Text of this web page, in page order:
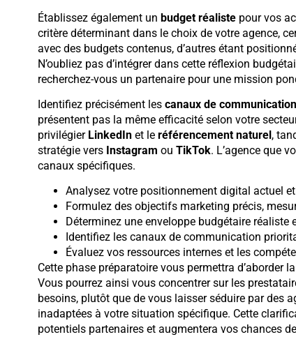
Établissez également un budget réalistepour vos
critère déterminant dans le choix de votre agence,
avec des budgets contenus, d’autres étant
N’oubliez pas d’intégrer dans cette réflexion
recherchez-vous un partenaire pour une mission
Identifiez précisément les canaux de communication
présentent pas la même efficacité selon votre
privilégier LinkedInet le référencement naturel,
stratégie vers Instagram ou TikTok. L’agence que
canaux spécifiques.
Analysez votre positionnement digital actuel
Formulez des objectifs marketing précis,
Déterminez une enveloppe budgétaire
Identifiez les canaux de communication
Évaluez vos ressources internes et les
Cette phase préparatoire vous permettra d’aborder
Vous pourrez ainsi vous concentrer sur les
besoins, plutôt que de vous laisser séduire par des
inadaptées à votre situation spécifique. Cette
potentiels partenaires et augmentera vos chances